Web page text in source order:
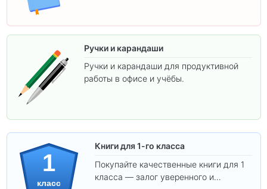
Ручки и карандаши
Ручки и карандаши для продуктивной
работы в офисе и учёбы.
1
класс
Книги для 1-го класса
Покупайте качественные книги для 1
класса — залог уверенного и